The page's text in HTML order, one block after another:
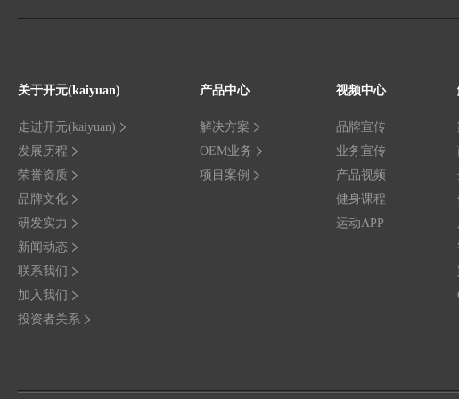
关于开元(kaiyuan)
走进开元(kaiyuan)
发展历程
荣誉资质
品牌文化
研发实力
新闻动态
联系我们
加入我们
投资者关系
产品中心
解决方案
OEM业务
项目案例
视频中心
品牌宣传
业务宣传
产品视频
健身课程
运动APP